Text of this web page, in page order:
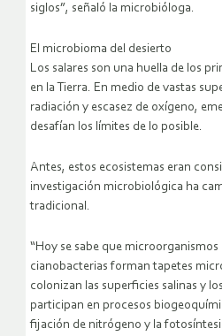
siglos”, señaló la microbióloga.
El microbioma del desierto
Los salares son una huella de los
en la Tierra. En medio de vastas
radiación y escasez de oxígeno,
desafían los límites de lo posible.
Antes, estos ecosistemas eran
investigación microbiológica ha
tradicional.
“Hoy se sabe que
cianobacterias forman tapetes
colonizan las superficies salinas y
participan en procesos
fijación de nitrógeno y la